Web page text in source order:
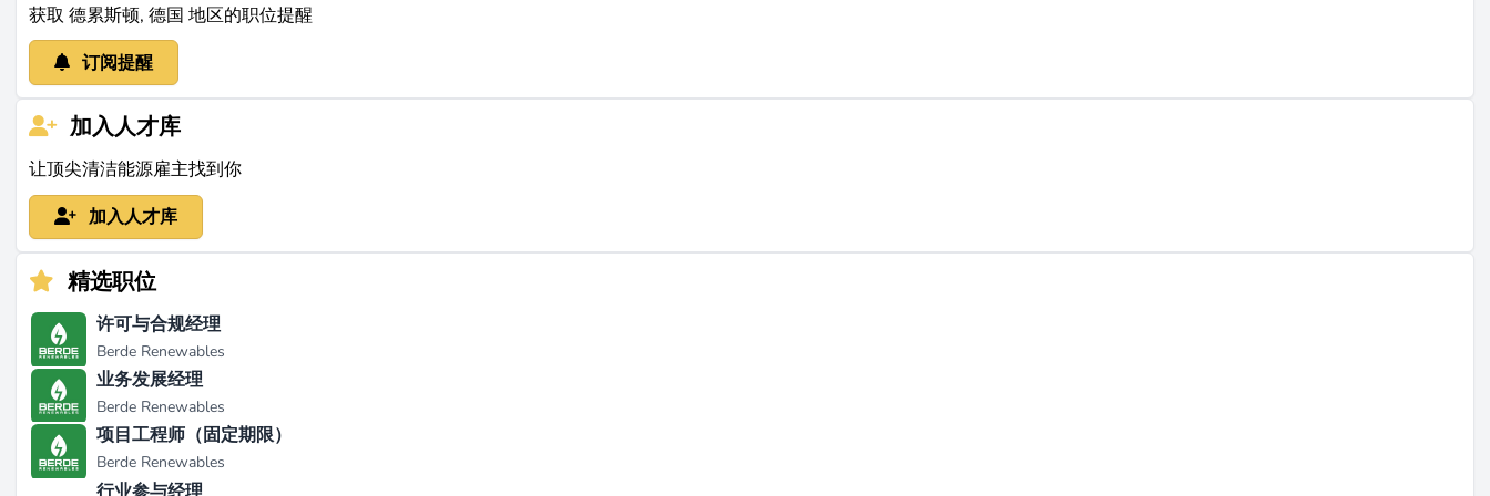
获取 德累斯顿, 德国 地区的职位提醒
订阅提醒
加入人才库
让顶尖清洁能源雇主找到你
加入人才库
精选职位
许可与合规经理
Berde Renewables
业务发展经理
Berde Renewables
项目工程师（固定期限）
Berde Renewables